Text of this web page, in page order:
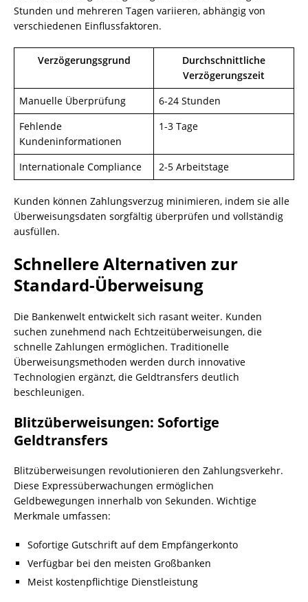
Stunden und mehreren Tagen variieren, abhängig von
verschiedenen Einflussfaktoren.
Verzögerungsgrund
Durchschnittliche
Verzögerungszeit
Manuelle Überprüfung
6-24 Stunden
Fehlende
Kundeninformationen
1-3 Tage
Internationale Compliance 2-5 Arbeitstage
Kunden können Zahlungsverzug minimieren, indem sie alle
Überweisungsdaten sorgfältig überprüfen und vollständig
ausfüllen.
Schnellere Alternativen zur
Standard-Überweisung
Die Bankenwelt entwickelt sich rasant weiter. Kunden
suchen zunehmend nach Echtzeitüberweisungen, die
schnelle Zahlungen ermöglichen. Traditionelle
Überweisungsmethoden werden durch innovative
Technologien ergänzt, die Geldtransfers deutlich
beschleunigen.
Blitzüberweisungen: Sofortige
Geldtransfers
Blitzüberweisungen revolutionieren den Zahlungsverkehr.
Diese Expressüberwachungen ermöglichen
Geldbewegungen innerhalb von Sekunden. Wichtige
Merkmale umfassen:
Sofortige Gutschrift auf dem Empfängerkonto
Verfügbar bei den meisten Großbanken
Meist kostenpflichtige Dienstleistung